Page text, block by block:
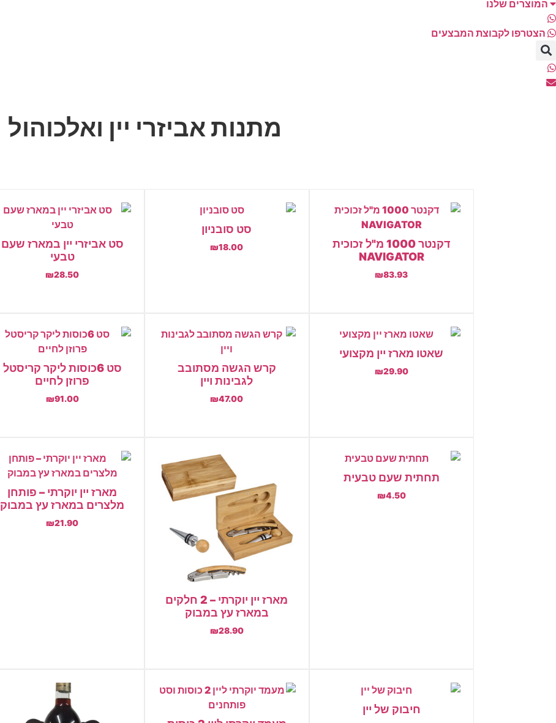
המוצרים שלנו
הצטרפו לקבוצת המבצעים
מתנות אביזרי יין ואלכוהול
דקנטר 1000 מ"ל זכוכית
NAVIGATOR
₪83.93
סט סובניון
₪18.00
סט אביזרי יין במארז שעם
טבעי
₪28.50
שאטו מארז יין מקצועי
₪29.90
קרש הגשה מסתובב
לגבינות ויין
₪47.00
סט 6כוסות ליקר קריסטל
פרוזן לחיים
₪91.00
תחתית שעם טבעית
₪4.50
מארז יין יוקרתי – 2 חלקים
במארז עץ במבוק
₪28.90
מארז יין יוקרתי – פותחן
מלצרים במארז עץ במבוק
₪21.90
חיבוק של יין